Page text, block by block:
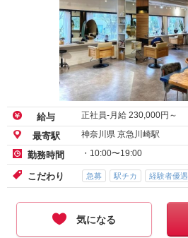
給与 正社員-月給 230,000円～
最寄駅 神奈川県 京急川崎駅
勤務時間 ・10:00〜19:00
こだわり 急募 駅チカ 経験者優遇
気になる